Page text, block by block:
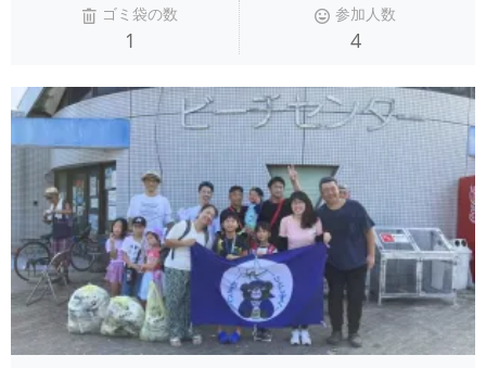
ゴミ袋の数
1
参加人数
4